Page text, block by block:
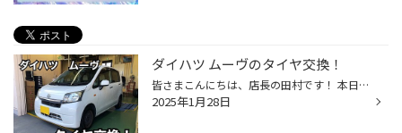
ダイハツ ムーヴのタイヤ交換！
皆さまこんにちは、店長の田村です！ 本日はこちらのダイハツ ムーブのタイヤ交換を させて頂きましたのでご紹介いたします！ 交換させていただいたタイヤはこちら！ ブリヂストン ニューノ ブリヂストンのニューノーマル お買い得ながらも低燃費タイヤになり 基本性能は進化し続けているタイヤとな...
2025年1月28日